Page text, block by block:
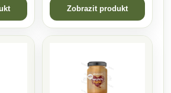
Zobrazit produkt